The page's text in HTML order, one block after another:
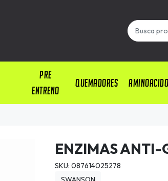
PRE
ENTRENO
QUEMADORES
ENZIMAS ANTI-
SKU: 087614025278